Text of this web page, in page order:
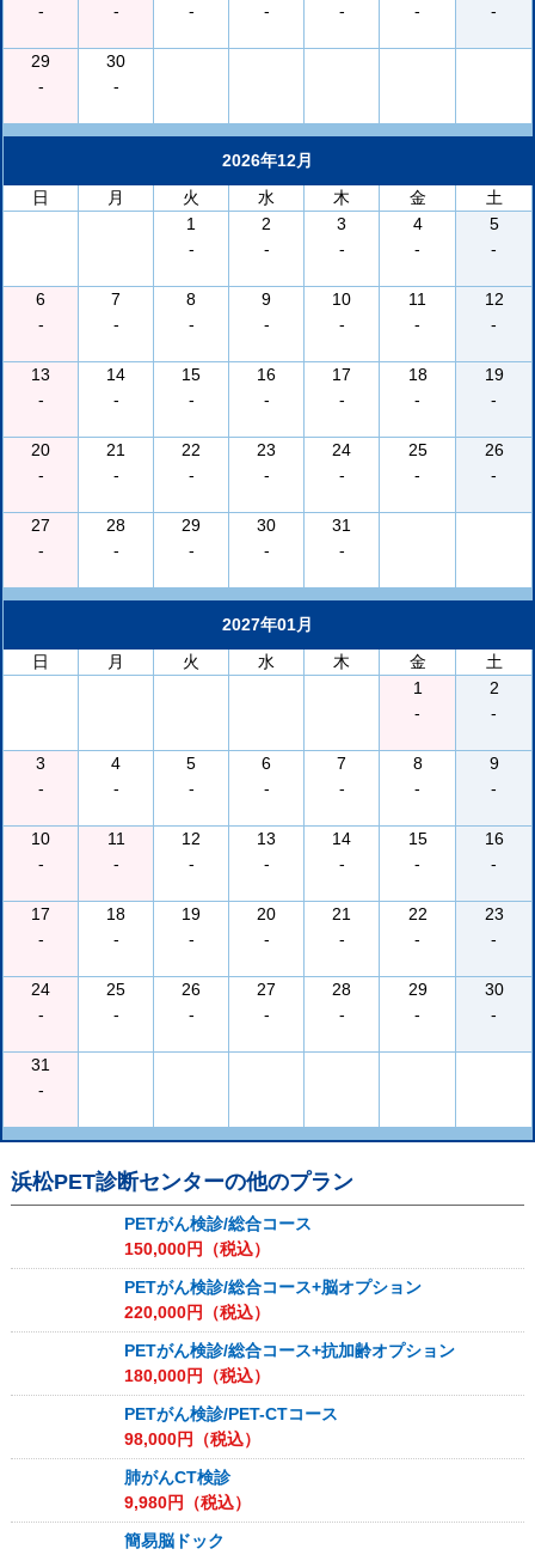
-
-
-
-
-
-
-
29
-
30
-
2026年12月
日
月 火 水 木 金
土
1
-
2
-
3
-
4
-
5
-
6
-
7
-
8
-
9
-
10
-
11
-
12
-
13
-
14
-
15
-
16
-
17
-
18
-
19
-
20
-
21
-
22
-
23
-
24
-
25
-
26
-
27
-
28
-
29
-
30
-
31
-
2027年01月
日
月 火 水 木 金
土
1
-
2
-
3
-
4
-
5
-
6
-
7
-
8
-
9
-
10
-
11
-
12
-
13
-
14
-
15
-
16
-
17
-
18
-
19
-
20
-
21
-
22
-
23
-
24
-
25
-
26
-
27
-
28
-
29
-
30
-
31
-
浜松PET診断センターの他のプラン
PETがん検診/総合コース
150,000円（税込）
PETがん検診/総合コース+脳オプション
220,000円（税込）
PETがん検診/総合コース+抗加齢オプション
180,000円（税込）
PETがん検診/PET-CTコース
98,000円（税込）
肺がんCT検診
9,980円（税込）
簡易脳ドック